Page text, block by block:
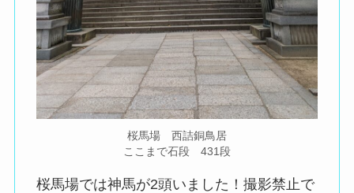
桜馬場 西詰銅鳥居
ここまで石段 431段
桜馬場では神馬が2頭いました！撮影禁止で